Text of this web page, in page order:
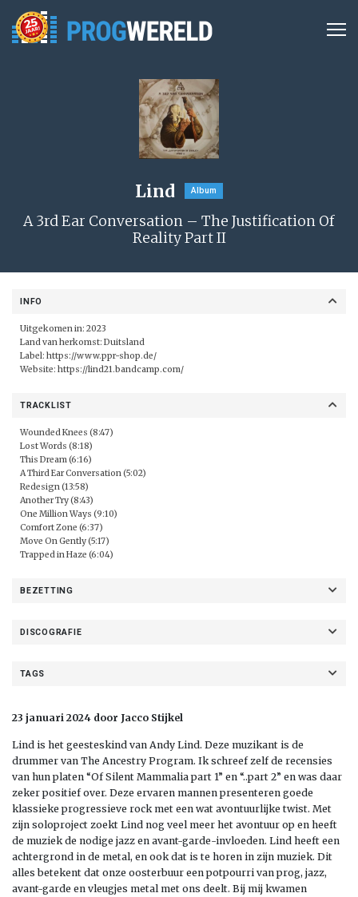
Lind Album
A 3rd Ear Conversation – The Justification Of
Reality Part II
INFO
Uitgekomen in: 2023
Land van herkomst: Duitsland
Label: https://www.ppr-shop.de/
Website: https://lind21.bandcamp.com/
TRACKLIST
Wounded Knees (8:47)
Lost Words (8:18)
This Dream (6:16)
A Third Ear Conversation (5:02)
Redesign (13:58)
Another Try (8:43)
One Million Ways (9:10)
Comfort Zone (6:37)
Move On Gently (5:17)
Trapped in Haze (6:04)
BEZETTING
DISCOGRAFIE
TAGS
23 januari 2024 door Jacco Stijkel
Lind is het geesteskind van Andy Lind. Deze muzikant is de
drummer van The Ancestry Program. Ik schreef zelf de recensies
van hun platen “Of Silent Mammalia part 1” en “..part 2” en was daar
zeker positief over. Deze ervaren mannen presenteren goede
klassieke progressieve rock met een wat avontuurlijke twist. Met
zijn soloproject zoekt Lind nog veel meer het avontuur op en heeft
de muziek de nodige jazz en avant-garde-invloeden. Lind heeft een
achtergrond in de metal, en ook dat is te horen in zijn muziek. Dit
alles betekent dat onze oosterbuur een potpourri van prog, jazz,
avant-garde en vleugjes metal met ons deelt. Bij mij kwamen